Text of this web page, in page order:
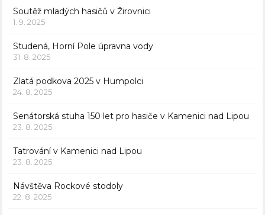
Soutěž mladých hasičů v Žirovnici
1. 9. 2025
Studená, Horní Pole úpravna vody
31. 8. 2025
Zlatá podkova 2025 v Humpolci
24. 8. 2025
Senátorská stuha 150 let pro hasiče v Kamenici nad Lipou
23. 8. 2025
Tatrování v Kamenici nad Lipou
23. 8. 2025
Návštěva Rockové stodoly
22. 8. 2025